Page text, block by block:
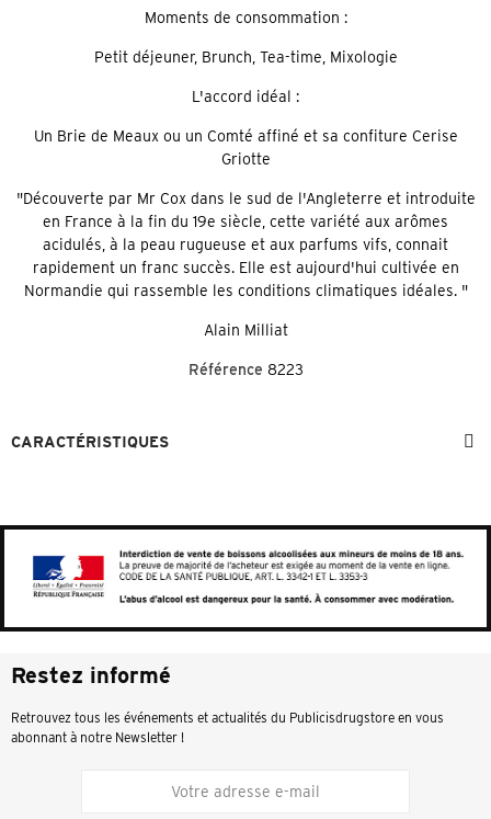
Moments de consommation :
Petit déjeuner, Brunch, Tea-time, Mixologie
L'accord idéal :
Un Brie de Meaux ou un Comté affiné et sa confiture Cerise
Griotte
"Découverte par Mr Cox dans le sud de l'Angleterre et introduite
en France à la fin du 19e siècle, cette variété aux arômes
acidulés, à la peau rugueuse et aux parfums vifs, connait
rapidement un franc succès. Elle est aujourd'hui cultivée en
Normandie qui rassemble les conditions climatiques idéales. "
Alain Milliat
Référence 8223
CARACTÉRISTIQUES
Restez informé
Retrouvez tous les événements et actualités du Publicisdrugstore en vous
abonnant à notre Newsletter !